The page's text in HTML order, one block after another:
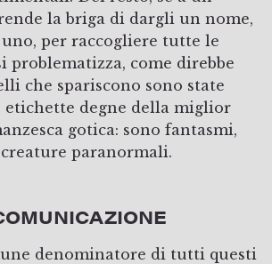
la briga di dargli un nome,
per raccogliere tutte le
problematizza, come direbbe
che spariscono sono state
etichette degne della miglior
gotica: sono fantasmi,
paranormali.
denominatore di tutti questi